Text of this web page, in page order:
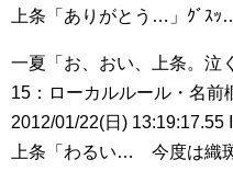
上条「ありがとう…」ｸﾞｽｯ
一夏「お、おい、上条。泣
15：ローカルルール・名前
2012/01/22(日) 13:19:17.55
上条「わるい… 今度は織